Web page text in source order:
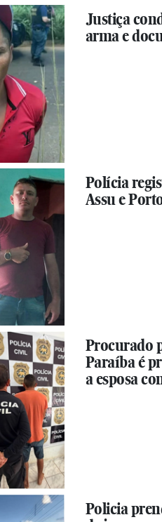
Justiça
arma e
Polícia
Assu e
Procurado
Paraíba é
a esposa
Policia